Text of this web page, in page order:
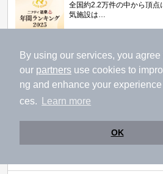
By using our services, you agree
our partners use cookies to
ng and enhance your
ces.
Learn more
OK
全国約2.2万件の中から頂点
気施設は…
ニフティ温泉 サウナラ
おふろ好きユーザーの投票
ニフティ温泉プレミア
ノジマモバイル会員向け
格」で人気の温泉を満喫で